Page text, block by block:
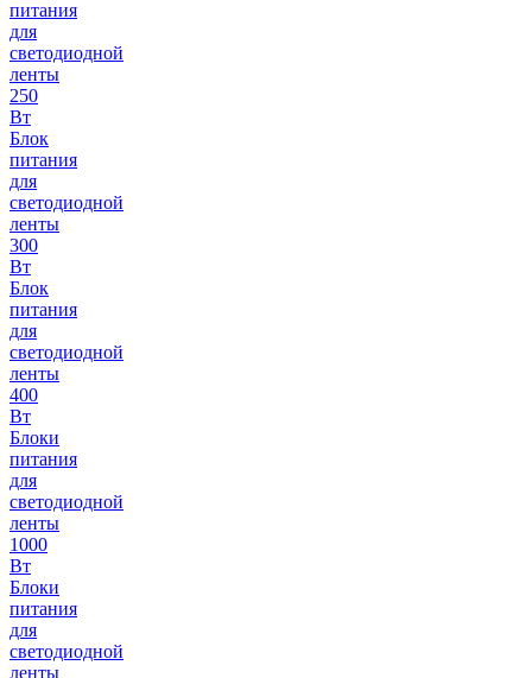
питания
для
светодиодной
ленты
250
Вт
Блок
питания
для
светодиодной
ленты
300
Вт
Блок
питания
для
светодиодной
ленты
400
Вт
Блоки
питания
для
светодиодной
ленты
1000
Вт
Блоки
питания
для
светодиодной
ленты